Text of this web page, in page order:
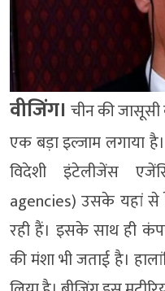
वीजिंग। चीन की
एक बड़ा इल्जाम लगाया
विदेशी इंटेलीजेंस
agencies) उसके यहां से
रही हैं। इसके साथ ही
की मंशा भी जताई है।